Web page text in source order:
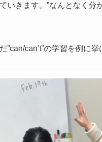
いきます。”なんとなく分
”can/can’t”の学習を例に